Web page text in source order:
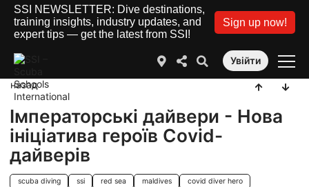
SSI NEWSLETTER: Dive destinations,
training insights, industry updates, and
expert tips — get the latest from SSI!
Sign up now!
Увійти
назад
Імператорські дайвери - Нова
ініціатива героїв Covid-
дайверів
scuba diving ssi red sea maldives
covid diver hero